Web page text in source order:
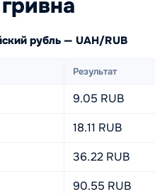
рубль — UAH/RUB
Результат
9.05 RUB
18.11 RUB
36.22 RUB
90.55 RUB